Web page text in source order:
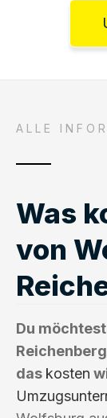
ALLE
Was
von
Du
das kosten